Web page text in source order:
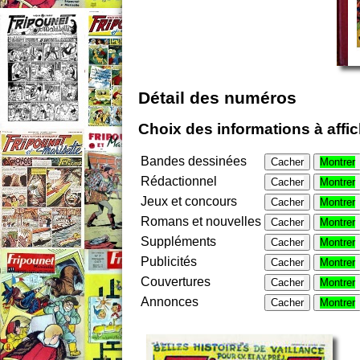
Détail des numéros
Choix des informations à
Bandes dessinées Cacher Montrer
Rédactionnel Cacher Montrer
Jeux et concours Cacher Montrer
Romans et nouvelles Cacher Montrer
Suppléments Cacher Montrer
Publicités Cacher Montrer
Couvertures Cacher Montrer
Annonces Cacher Montrer